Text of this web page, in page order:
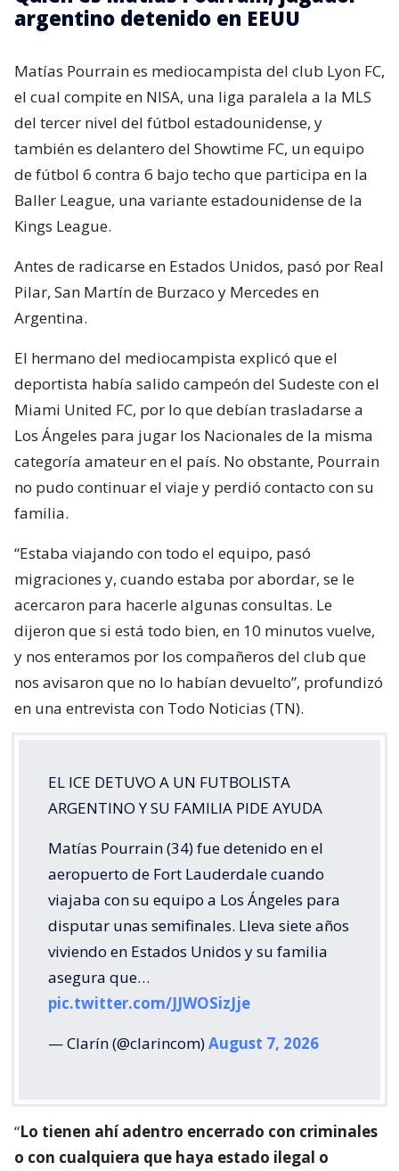
argentino detenido en EEUU
Matías Pourrain es mediocampista del club Lyon FC,
el cual compite en NISA, una liga paralela a la MLS
del tercer nivel del fútbol estadounidense, y
también es delantero del Showtime FC, un equipo
de fútbol 6 contra 6 bajo techo que participa en la
Baller League, una variante estadounidense de la
Kings League.
Antes de radicarse en Estados Unidos, pasó por Real
Pilar, San Martín de Burzaco y Mercedes en
Argentina.
El hermano del mediocampista explicó que el
deportista había salido campeón del Sudeste con el
Miami United FC, por lo que debían trasladarse a
Los Ángeles para jugar los Nacionales de la misma
categoría amateur en el país. No obstante, Pourrain
no pudo continuar el viaje y perdió contacto con su
familia.
“Estaba viajando con todo el equipo, pasó
migraciones y, cuando estaba por abordar, se le
acercaron para hacerle algunas consultas. Le
dijeron que si está todo bien, en 10 minutos vuelve,
y nos enteramos por los compañeros del club que
nos avisaron que no lo habían devuelto”, profundizó
en una entrevista con Todo Noticias (TN).
EL ICE DETUVO A UN FUTBOLISTA
ARGENTINO Y SU FAMILIA PIDE AYUDA
Matías Pourrain (34) fue detenido en el
aeropuerto de Fort Lauderdale cuando
viajaba con su equipo a Los Ángeles para
disputar unas semifinales. Lleva siete años
viviendo en Estados Unidos y su familia
asegura que…
pic.twitter.com/JJWOSizJje
— Clarín (@clarincom)August 7, 2026
“Lo tienen ahí adentro encerrado con criminales
o con cualquiera que haya estado ilegal o